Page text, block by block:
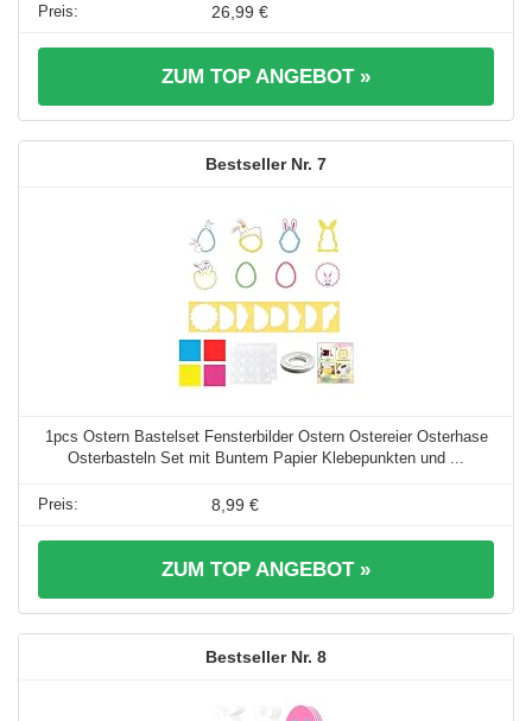
26,99 €
ZUM TOP ANGEBOT »
7
1pcs Ostern Bastelset Fensterbilder Ostern Ostereier Osterhase
Osterbasteln Set mit Buntem Papier Klebepunkten und ...
8,99 €
ZUM TOP ANGEBOT »
8